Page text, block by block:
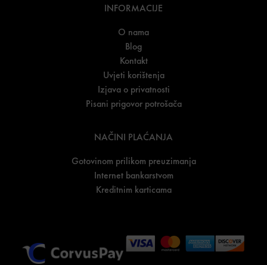
INFORMACIJE
O nama
Blog
Kontakt
Uvjeti korištenja
Izjava o privatnosti
Pisani prigovor potrošača
NAČINI PLAĆANJA
Gotovinom prilikom preuzimanja
Internet bankarstvom
Kreditnim karticama